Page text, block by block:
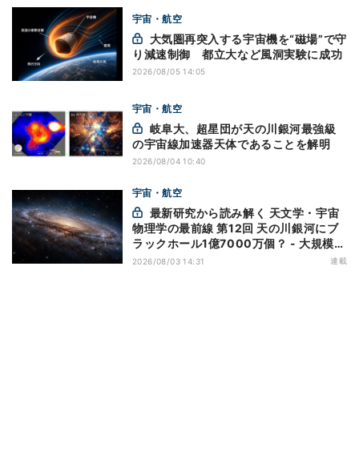
宇宙・航空
り減速制御 都立大など風洞実験に成功
2026/08/05 14:05
宇宙・航空
の宇宙線加速器天体であることを解明
2026/08/04 10:40
宇宙・航空
物理学の最前線 第12回 天の川銀河にブ
ラックホール1億7000万個？ - 大規模計
算が描くその分布
2026/08/03 14:31 連載